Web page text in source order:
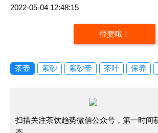
2022-05-04 12:48:15
很赞哦！
茶壶 紫砂 紫砂壶 茶叶 保养
扫描关注茶饮趋势微信公众号，第一时间